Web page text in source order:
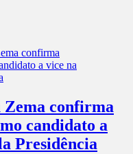
Zema confirma
candidato a
Presidência